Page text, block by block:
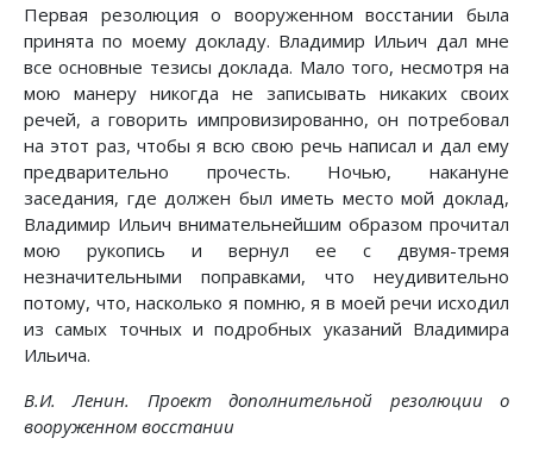
Первая резолюция о вооруженном восстании была
принята по моему докладу. Владимир Ильич дал мне
все основные тезисы доклада. Мало того, несмотря на
мою манеру никогда не записывать никаких своих
речей, а говорить импровизированно, он потребовал
на этот раз, чтобы я всю свою речь написал и дал ему
предварительно прочесть. Ночью, накануне
заседания, где должен был иметь место мой доклад,
Владимир Ильич внимательнейшим образом прочитал
мою рукопись и вернул ее с двумя-тремя
незначительными поправками, что неудивительно
потому, что, насколько я помню, я в моей речи исходил
из самых точных и подробных указаний Владимира
Ильича.
В.И. Ленин. Проект дополнительной резолюции о
вооруженном восстании